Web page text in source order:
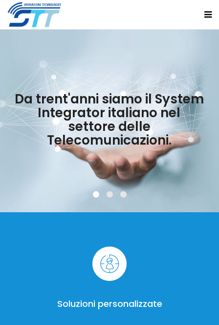
Da trent'anni siamo il System
Integrator italiano nel
settore delle
Telecomunicazioni.
Soluzioni personalizzate